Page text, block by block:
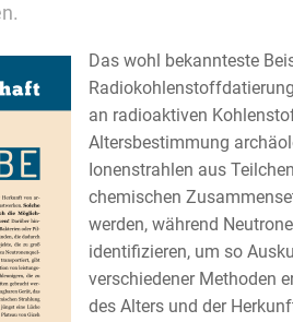
Das wohl bekannteste
an radioaktiven
Altersbestimmung
Ionenstrahlen aus
chemischen
werden, während
identifizieren, um so
verschiedener Methoden
des Alters und der